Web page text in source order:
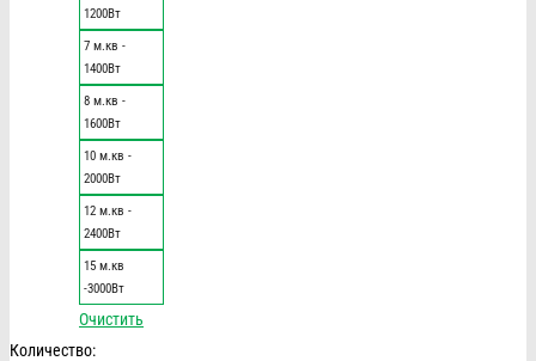
1200Вт
7 м.кв -
1400Вт
8 м.кв -
1600Вт
10 м.кв -
2000Вт
12 м.кв -
2400Вт
15 м.кв
-3000Вт
Очистить
Количество: